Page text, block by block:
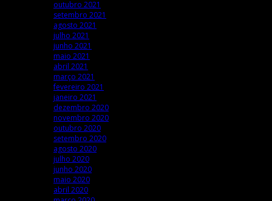
outubro 2021
setembro 2021
agosto 2021
julho 2021
junho 2021
maio 2021
abril 2021
março 2021
fevereiro 2021
janeiro 2021
dezembro 2020
novembro 2020
outubro 2020
setembro 2020
agosto 2020
julho 2020
junho 2020
maio 2020
abril 2020